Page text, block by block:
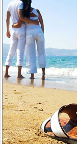
MENU
Anek Ferries -